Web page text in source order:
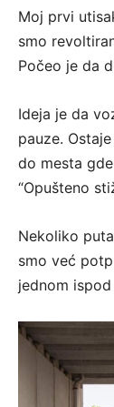
Moj prvi
smo
Počeo je da
Ideja je da
pauze.
do mesta
“Opušteno
Nekoliko
smo već
jednom